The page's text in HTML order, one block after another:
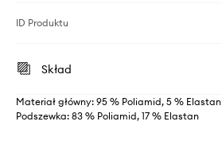
ID Produktu
Skład
Materiał główny: 95 % Poliamid, 5 % Elastan
Podszewka: 83 % Poliamid, 17 % Elastan